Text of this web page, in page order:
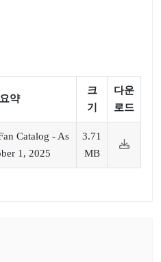
요약
크
기
다운
로드
Catalog - As
1, 2025
3.71
MB